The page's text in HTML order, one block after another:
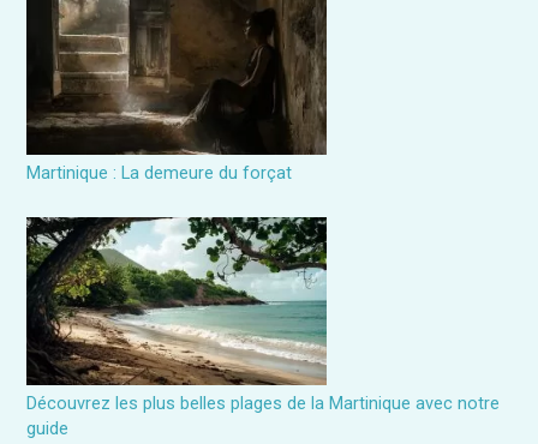
Martinique : La demeure du forçat
Découvrez les plus belles plages de la Martinique avec notre
guide